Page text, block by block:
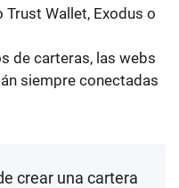
Wallet, Exodus o
de carteras, las webs
siempre conectadas
crear una cartera